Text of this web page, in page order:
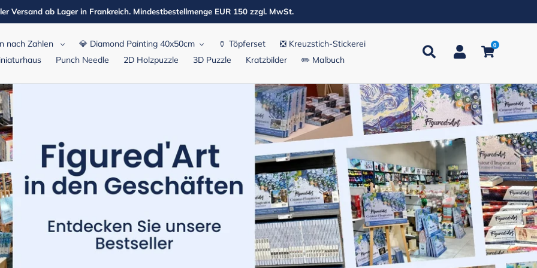
Versand ab Lager in Frankreich. Mindestbestellmenge EUR 150 zzgl. MwSt.
nach Zahlen 💎 Diamond Painting 40x50cm 🏺 Töpferset
❎ Kreuzstich-Stickerei
Punch Needle 2D Holzpuzzle 3D Puzzle Kratzbilder ✏️ Malbuch
Suchen Einloggen
0